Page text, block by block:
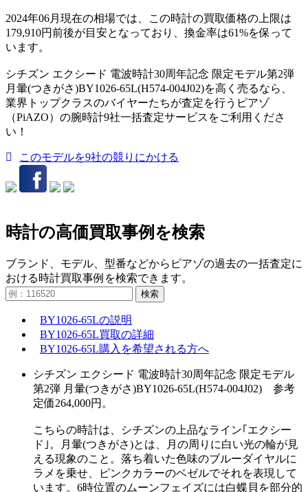
2024年06月現在の相場では、この時計の買取価格の上限は
179,910円前後が目安となっており、換金率は61%を保って
います。
シチズン エクシード 電波時計30周年記念 限定モデル第2弾
月暈(つきがさ)BY1026-65L(H574-004J02)を高く売るなら、
業界トップクラスのバイヤーたちが査定を行うピアゾ
（PiAZO）の腕時計9社一括査定サービスをご利用くださ
い！
このモデルを9社の競りにかける
時計の高価買取事例を検索
ブランド、モデル、型番などからピアゾの過去の一括査定に
おける時計買取事例を検索できます。
検索
BY1026-65Lの説明
BY1026-65L買取の詳細
BY1026-65L購入を希望される方へ
シチズン エクシード 電波時計30周年記念 限定モデル
第2弾 月暈(つきがさ)BY1026-65L(H574-004J02) 参考
定価264,000円。
こちらの時計は、シチズンの上品なライン｢エクシー
ド｣。月暈(つきがさ)とは、月の周りに白い光の輪が見
える現象のこと。落ち着いた色味のブルーダイヤルに
ラメを乗せ、ピンクカラーのベゼルでそれを表現して
います。6時位置のムーンフェイズには白蝶貝を部分的